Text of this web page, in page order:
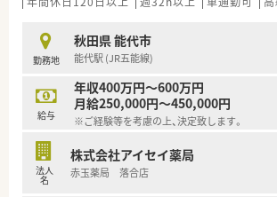
レーシングレポートを提出する臨床的な業務
■ピッキングシステムを導入しているため安
な店舗運営を行いながら患者様へ向き合えま
勤務地
秋田県 能代市
能代駅 (JR五能線)
給与
年収400万円～600万円
月給250,000円～450,000円
※ご経験等を考慮の上、決定致します。
法人
名
株式会社アイセイ薬局
赤玉薬局 落合店